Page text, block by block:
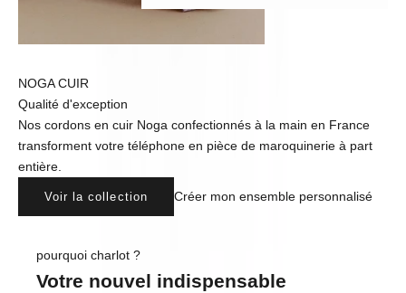
NOGA CUIR
Qualité d'exception
Nos cordons en cuir Noga confectionnés à la main en France
transforment votre téléphone en pièce de maroquinerie à part
entière.
Voir la collection Créer mon ensemble personnalisé
pourquoi charlot ?
Votre nouvel indispensable